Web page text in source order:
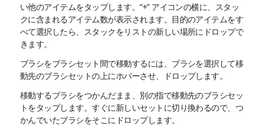
い他のアイテムをタップします。“+” アイコンの横に、スタッ
クに含まれるアイテム数が表示されます。目的のアイテムをす
べて選択したら、スタックをリストの新しい場所にドロップで
きます。
ブラシをブラシセット間で移動するには、ブラシを選択して移
動先のブラシセットの上にホバーさせ、ドロップします。
移動するブラシをつかんだまま、別の指で移動先のブラシセッ
トをタップします。すぐに新しいセットに切り換わるので、つ
かんでいたブラシをそこにドロップします。